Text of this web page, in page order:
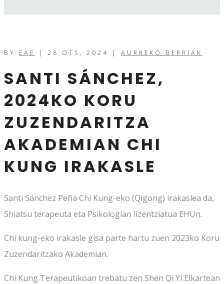
BY EAE | 28 OTS, 2024 | AURREKO BERRIAK
SANTI SÁNCHEZ,
2024KO KORU
ZUZENDARITZA
AKADEMIAN CHI
KUNG IRAKASLE
Santi Sánchez Peña Chi Kung-eko (Qigong) irakaslea da,
Shiatsu terapeuta eta Psikologian lizentziatua EHUn.
Chi kung-eko irakasle gisa parte hartu zuen 2023ko Koru
Zuzendaritzako Akademian.
Chi Kung Terapeutikoan trebatu zen Shen Qi Yi Elkartean